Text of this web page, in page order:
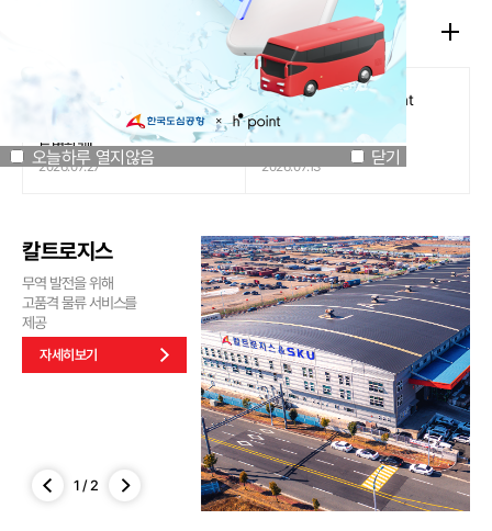
닫기
오늘하루 열지않음 닫기
공지사항
[인천국제공항공사 x 잔망루피]
공항은 GREEN하게, 굿즈는
특별하게!
2026.07.27
도심공항리무진 x H.Point
할인쿠폰 이벤트
2026.07.13
칼트로지스
무역 발전을 위해
고품격 물류 서비스를
제공
자세히보기
1 /2